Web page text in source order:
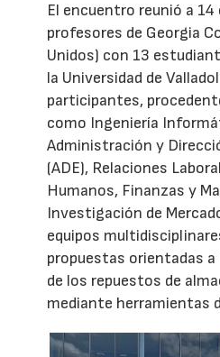
El encuentro reunió a
profesores de Georgia
Unidos) con 13
la Universidad de
participantes,
como Ingeniería
Administración y
(ADE), Relaciones
Humanos, Finanzas y
Investigación de
equipos
propuestas orientadas
de los repuestos de
mediante herramientas